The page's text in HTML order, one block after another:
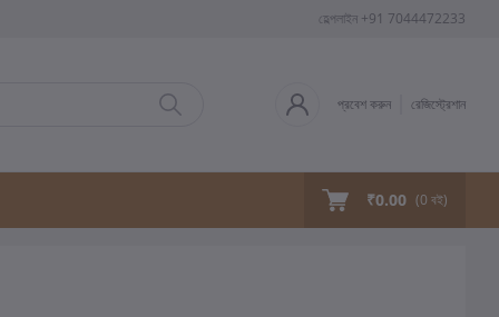
হেল্পলাইন +91 7044472233
প্রবেশ করুন রেজিস্ট্রেশান
₹0.00 (0 বই)